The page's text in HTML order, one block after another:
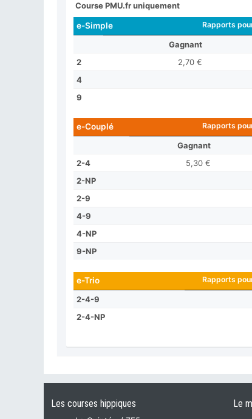
Course PMU.fr uniquement
e-Simple Rapports
Gagnant
2
2,70 €
4
9
e-Couplé Rapports
Gagnant
2-4
5,30 €
2-NP
2-9
4-9
4-NP
9-NP
e-Trio Rapports
2-4-9
2-4-NP
Les courses hippiques Le